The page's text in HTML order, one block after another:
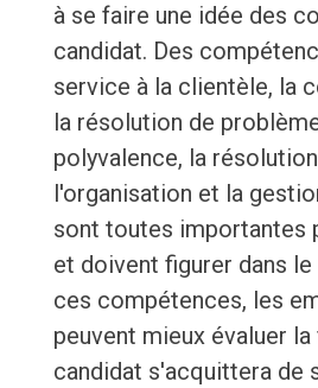
à se faire une idée des
candidat. Des
service à la clientèle, la
la résolution de
polyvalence, la
l'organisation et la
sont toutes importantes
et doivent figurer dans le
ces compétences, les
peuvent mieux évaluer
candidat s'acquittera de